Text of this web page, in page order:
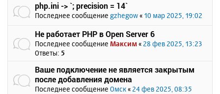
php.ini -> `; precision = 14`
Последнее сообщение gzhegow « 10 мар 2025, 19:02
Не работает PHP в Open Server 6
Последнее сообщение Максим « 28 фев 2025, 13:23
Ответы: 5
Ваше подключение не является закрытым
после добавления домена
Последнее сообщение Омск « 24 фев 2025, 08:35